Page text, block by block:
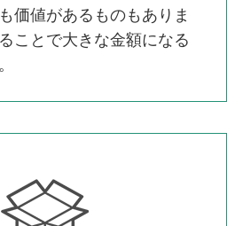
価値があるものもありま
ことで大きな金額になる